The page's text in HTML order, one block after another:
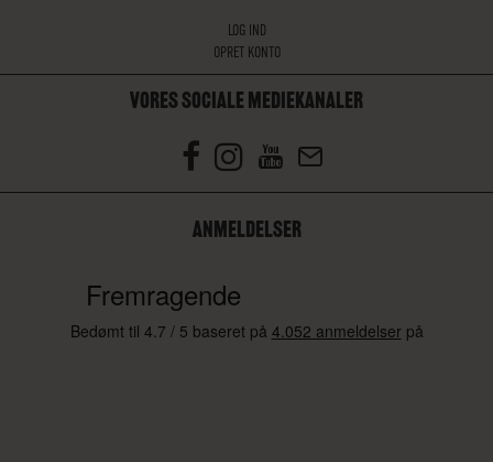
LOG IND
OPRET KONTO
VORES SOCIALE MEDIEKANALER
ANMELDELSER